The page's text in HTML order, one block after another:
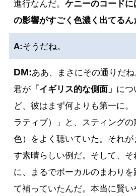
進行なんだ。ケニーのコード
の影響がすごく色濃く出てるん
A:そうだね。
DM:ああ、まさにその通りだね
君が 「イギリス的な側面」 につ
ど、彼はまず何よりも第一に
ラティブ）」と、スティング
色）をよく聴いていた。それ
す素晴らしい例だ。そして、そ
に、まるでボーカルのまわり
て補っていたんだ。本当に賢